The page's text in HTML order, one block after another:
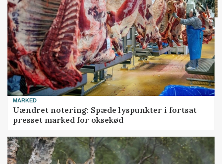
MARKED
Uændret notering: Spæde lyspunkter i fortsat
presset marked for oksekød